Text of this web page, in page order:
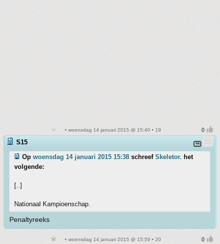
• woensdag 14 januari 2015 @ 15:40 • 19
S15
Op woensdag 14 januari 2015 15:38 schreef Skeletor. het
volgende:
[..]
Nationaal Kampioenschap.
Penaltyreeks
• woensdag 14 januari 2015 @ 15:59 • 20